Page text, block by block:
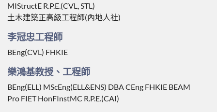
MIStructE R.P.E.(CVL, STL)
土木建築正高級工程師(內地人社)
李冠忠工程師
BEng(CVL) FHKIE
樂鴻基教授、工程師
BEng(ELL) MScEng(ELL&ENS) DBA CEng FHKIE BEAM
Pro FIET HonFInstMC R.P.E.(CAI)